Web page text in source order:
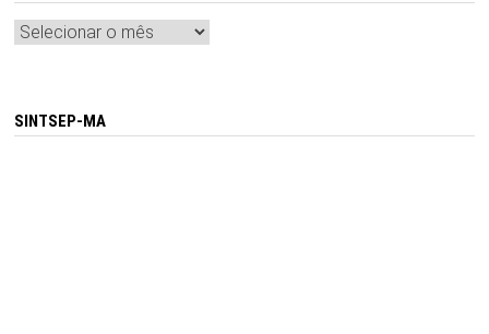
Arquivos
SINTSEP-MA